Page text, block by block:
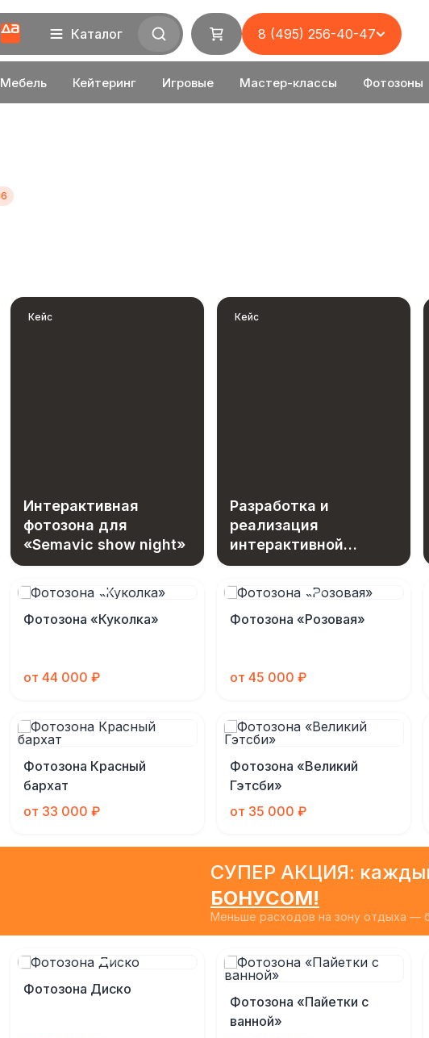
Мебель Кейтеринг Игровые Мастер-классы Фотозоны
Каталог 8 (495) 256-40-47
Кейс
Интерактивная
фотозона для
«Semavic show night»
Кейс
Разработка и
реализация
интерактивной
фотозоны «Вселенная
возможностей»
Фотозона «Куколка»
от 44 000 ₽
Фотозона «Розовая»
от 45 000 ₽
Фотозона Красный
бархат
от 33 000 ₽
Фотозона «Великий
Гэтсби»
от 35 000 ₽
СУПЕР АКЦИЯ:
БОНУСОМ!
Меньше расходов на зону отдыха —
Фотозона Диско
Фотозона «Пайетки с
ванной»